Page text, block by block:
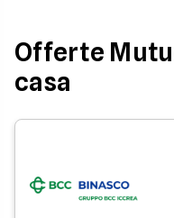
Offerte
casa